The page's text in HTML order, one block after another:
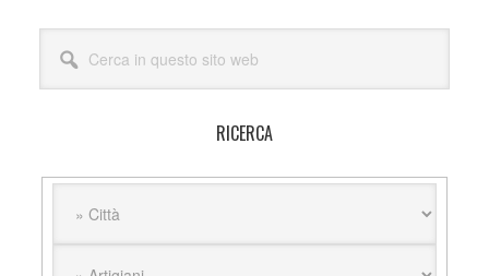
laterale
primaria
questo
RICERCA